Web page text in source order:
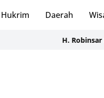
Hukrim Daerah
H. Robinsar Lantik 8